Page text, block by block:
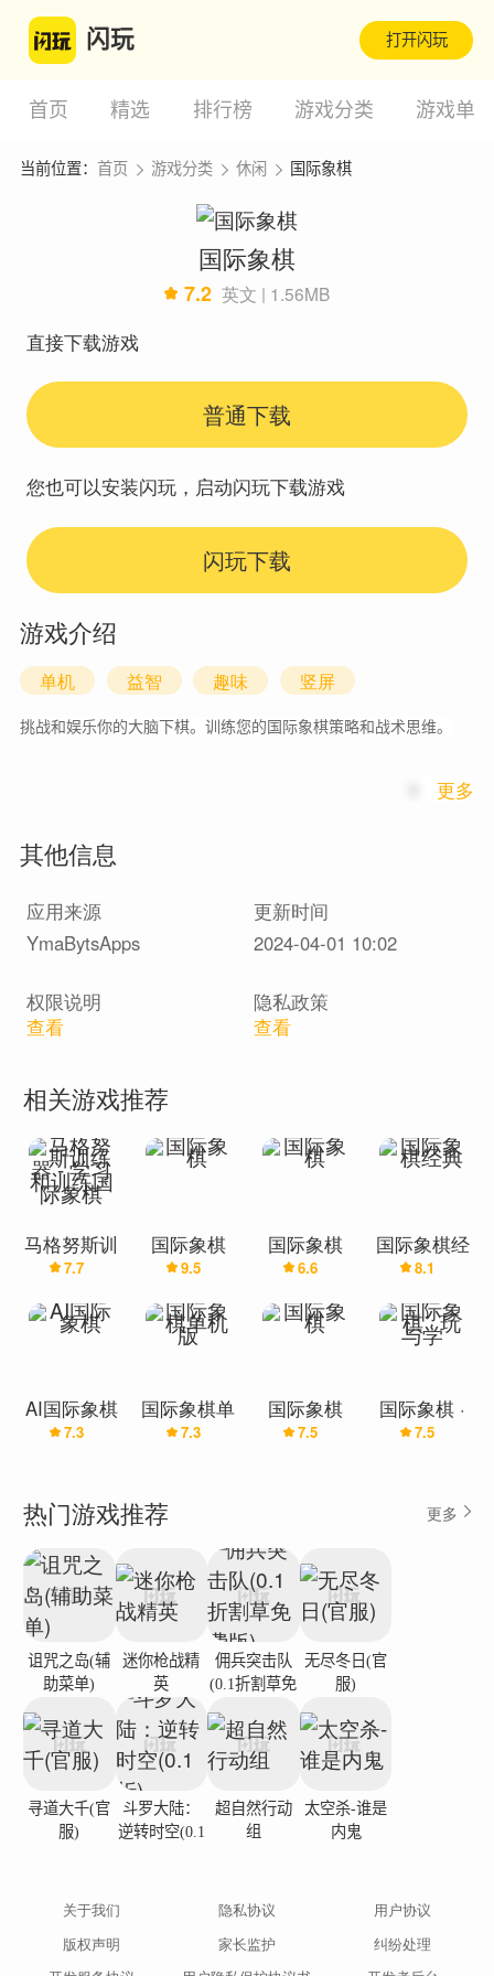
闪玩 打开闪玩
首页 精选 排行榜 游戏分类 游戏单
当前位置： 首页 游戏分类 休闲 国际象棋
国际象棋
7.2 英文 | 1.56MB
直接下载游戏
普通下载
您也可以安装闪玩，启动闪玩下载游戏
闪玩下载
游戏介绍
单机 益智 趣味 竖屏
挑战和娱乐你的大脑下棋。训练您的国际象棋策略和战术思维。
- 棋盘：玩家可以通过拖放棋子来走棋。
- 计时器：双方玩家的倒计时器；
- 关卡选择：用户可以从下拉菜单中选择 AI 难度级别。
- 主题选择：允许用户从深色、浅色、金色、绿色、红色和蓝色等
- AI vs. AI 按钮：在两个 AI 对手之间启动比赛。
- AI 移动按钮：允许 AI 代表玩家移动。
-第一步/最后一步按钮：跳到游戏的第一步或最后一步。
-引擎状态：提供有关国际象棋引擎状态的信息，例如是否准备就绪
- 自定义 PGN：允许用户输入自定义 PGN 并从该位置开始游戏。
复制 PGN/FEN：提供将游戏符号（PGN）或 FEN 格式的当前游戏
设置：用户可以调整各种游戏设置，例如时间控制、计时器可见
下国际象棋的潜在好处：
- 提高战略思维和解决问题的能力。
- 专注训练，
- 国际象棋可以培养透视思维。
更多
其他信息
应用来源
更新时间
YmaBytsApps
2024-04-01 10:02
权限说明
查看
隐私政策
查看
相关游戏推荐
马格努斯训
练器 - 学习
和训练国际
象棋
7.7
国际象棋
9.5
国际象棋
6.6
国际象棋经
典
8.1
AI国际象棋
7.3
国际象棋单
机版
7.3
国际象棋
7.5
国际象棋 ·
玩与学
7.5
热门游戏推荐 更多
诅咒之岛(辅
助菜单)
迷你枪战精
英
佣兵突击队
(0.1折割草免
无尽冬日(官
服)
寻道大千(官
服)
斗罗大陆：
逆转时空(0.1
超自然行动
组
太空杀-谁是
内鬼
关于我们 隐私协议
用户协议
版权声明
家长监护
纠纷处理